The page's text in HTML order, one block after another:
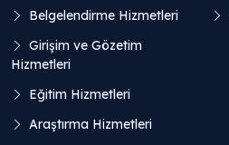
Belgelendirme Hizmetleri
Girişim ve Gözetim
Hizmetleri
Eğitim Hizmetleri
Araştırma Hizmetleri